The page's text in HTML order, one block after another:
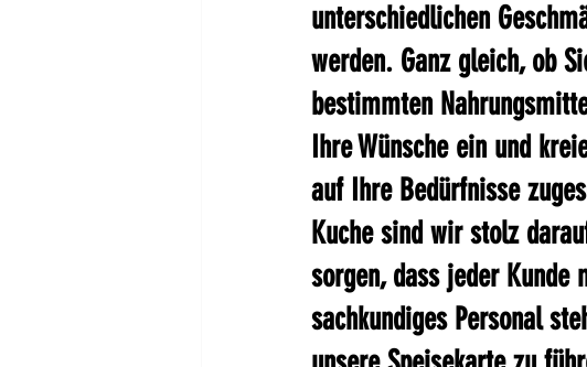
unterschiedlichen
werden. Ganz gleich, ob
bestimmten
Ihre Wünsche ein und
auf Ihre Bedürfnisse
Kuche sind wir stolz
sorgen, dass jeder
sachkundiges Personal